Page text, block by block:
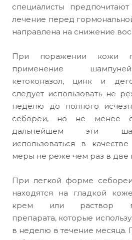
специалисты
лечение перед
направлена на снижение
При поражении кожи
применение
кетоконазол, цинк и
следует использовать не
неделю до полного
себореи, но не менее
дальнейшем эти
использоваться в
меры не реже чем раз в две
При легкой форме
находятся на гладкой
крем или раствор
препарата, которые
в неделю в течение